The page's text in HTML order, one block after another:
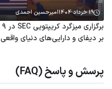
19 خرداد 1404 امیرحسین احمدی
بر دیفای و دارایی‌های دنیای واقعی
پرسش و پاسخ (FAQ)